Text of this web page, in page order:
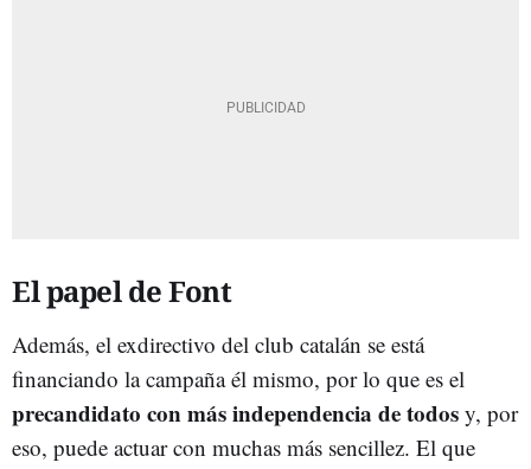
El papel de Font
Además, el exdirectivo del club catalán se está
financiando la campaña él mismo, por lo que es el
precandidato con más independencia de todos y, por
eso, puede actuar con muchas más sencillez. El que